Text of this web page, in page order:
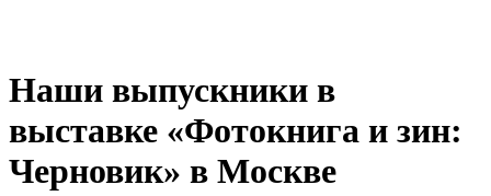
Наши выпускники в
выставке «Фотокнига и зин:
Черновик» в Москве